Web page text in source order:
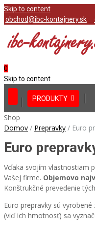
Skip to content
obchod@ibc-kontajnery.sk
0
Skip to content
PRODUKTY
Shop
Domov / Prepravky / Euro
Euro
Vďaka svojím vlastnostiam
Vašej firme. Objemovo
Konštrukčné prevedenie
Euro prepravky sú
(viď ich hmotnosť) sa